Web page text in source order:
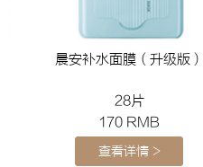
晨安补水面膜（升级版）
28片
170 RMB
查看详情 >